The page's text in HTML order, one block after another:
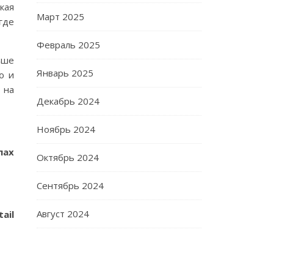
и
на
Март 2025
Февраль 2025
Январь 2025
Декабрь 2024
Ноябрь 2024
Октябрь 2024
Сентябрь 2024
Август 2024